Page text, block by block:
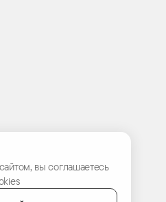
вы соглашаетесь